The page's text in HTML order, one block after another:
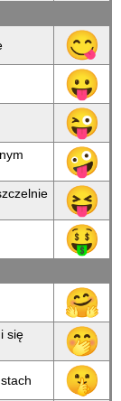
😋
😛
😜
🤪
😝
🤑
🤗
się
🤭
🤫